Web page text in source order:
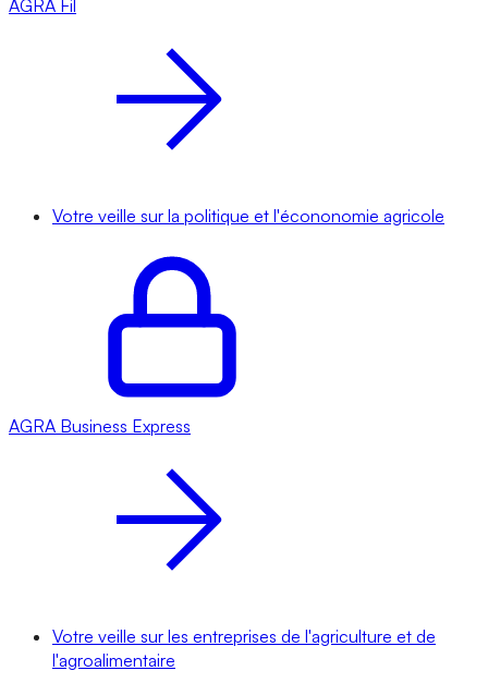
AGRA Fil
Votre veille sur la politique et l'écononomie agricole
AGRA Business Express
Votre veille sur les entreprises de l'agriculture et de
l'agroalimentaire